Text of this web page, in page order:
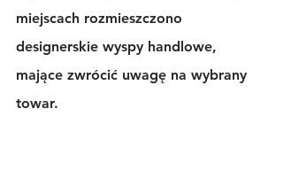
miejscach rozmieszczono
designerskie wyspy handlowe,
mające zwrócić uwagę na wybrany
towar.